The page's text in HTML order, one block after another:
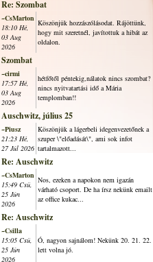
Re: Szombat
~CsMarton
18:10 Hé,
03 Aug
2026
Köszönjük hozzászólásodat. Rájöttünk,
hogy mit szeretnél, javítottuk a hibát az
oldalon.
Szombat
~cirmi
17:57 Hé,
03 Aug
2026
hétfőtől péntekig,nálatok nincs szombat?
nincs nyitvatartási idő a Mária
templomban!!
Auschwitz, július 25
~Piusz
21:23 Hé,
27 Júl 2026
Köszönjük a lágerbeli idegenvezetőnek a
szuper \"előadását\", ami sok infot
tartalmazott...
Re: Auschwitz
~CsMarton
15:49 Csü,
25 Jún
2026
Nos, ezeken a napokon nem igazán
várható csoport. De ha írsz nekünk emailt
az office kukac...
Re: Auschwitz
~Csilla
15:05 Csü,
25 Jún
2026
Ó, nagyon sajnálom! Nekünk 20. 21. 22.
lett volna jó.